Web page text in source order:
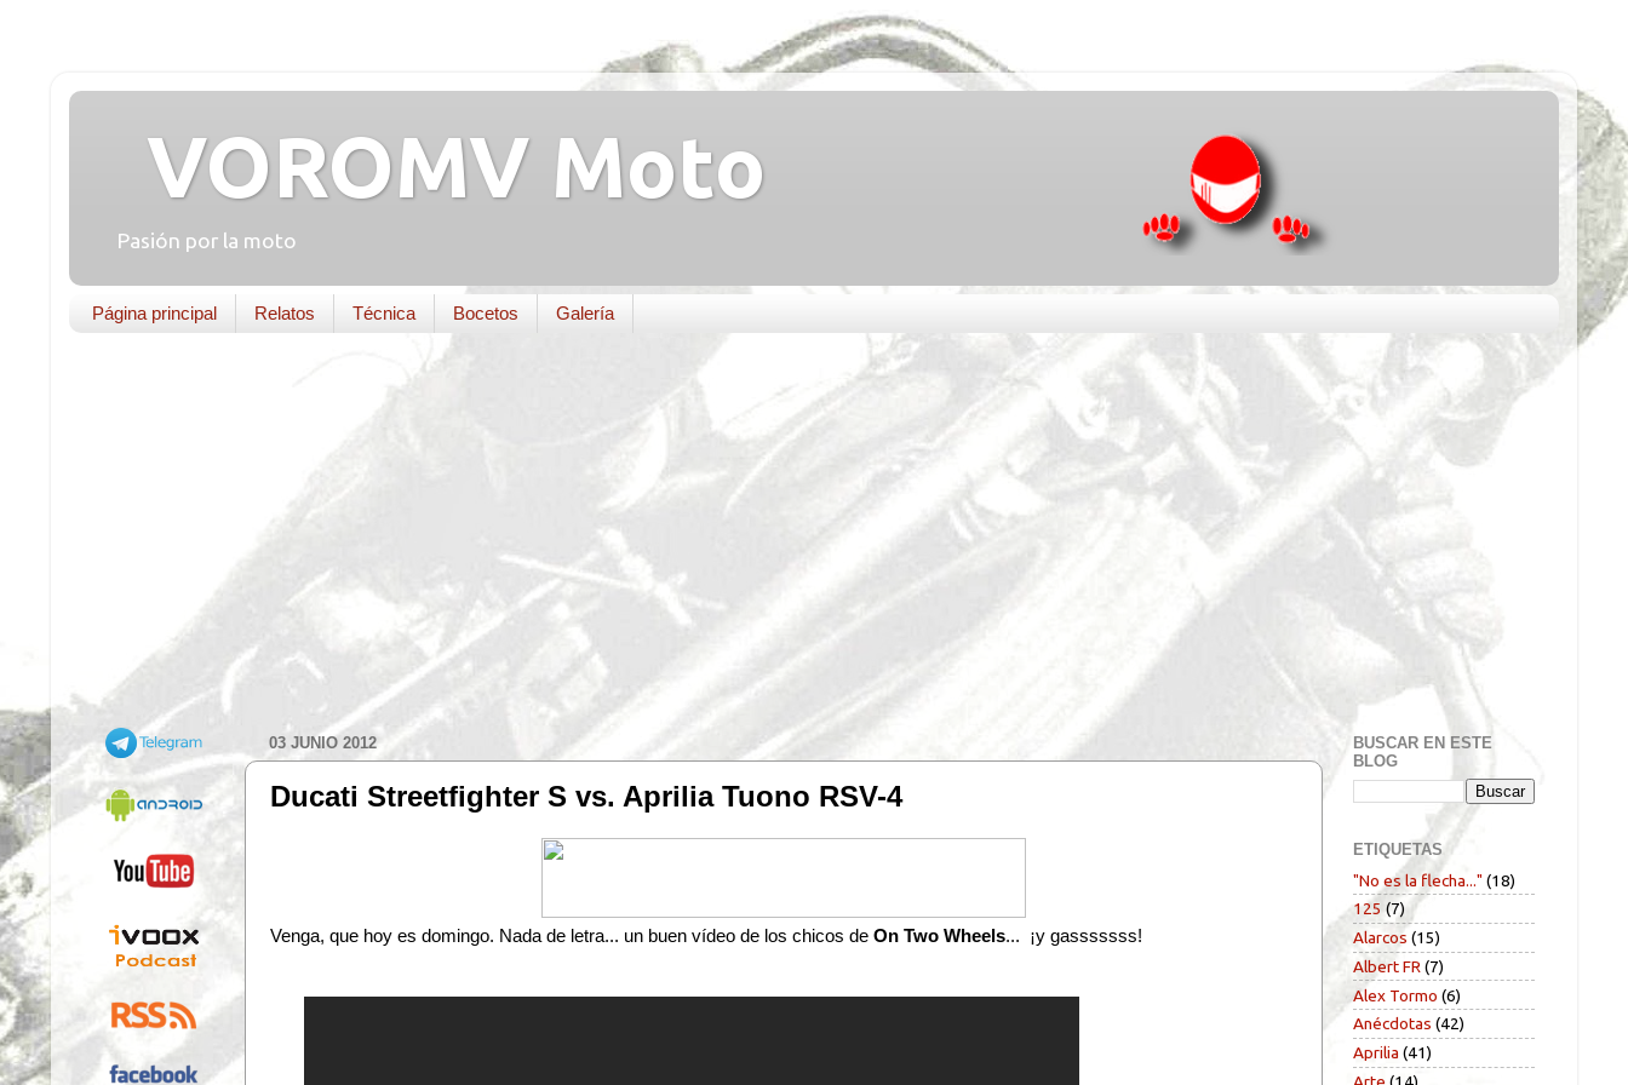
VOROMV Moto
Pasión por la moto
Página principal Relatos Técnica Bocetos Galería
03 JUNIO 2012
Ducati Streetfighter S vs. Aprilia Tuono RSV-4
Venga, que hoy es domingo. Nada de letra... un buen vídeo de los chicos de On Two Wheels... ¡y gasssssss!
BUSCAR EN ESTE
BLOG
ETIQUETAS
"No es la flecha..." (18)
125 (7)
Alarcos (15)
Albert FR (7)
Alex Tormo (6)
Anécdotas (42)
Aprilia (41)